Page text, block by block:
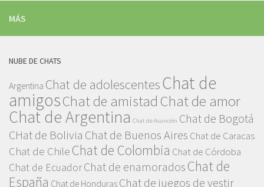
MÁS
NUBE DE CHATS
Argentina Chat de adolescentesChat de
amigosChat de amistad Chat de amor
Chat de Argentina Chat de Asunción Chat de Bogotá
CHat de Bolivia Chat de Buenos Aires Chat de Caracas
Chat de Chile Chat de Colombia Chat de Córdoba
Chat de EcuadorChat de enamorados Chat de
España Chat de Honduras Chat de juegos de vestir